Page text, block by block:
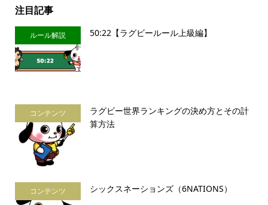
注目記事
ルール解説 50:22【ラグビールール上級編】
コンテンツ
ラグビー世界ランキングの決め方とその計
算方法
コンテンツ シックスネーションズ（6NATIONS）